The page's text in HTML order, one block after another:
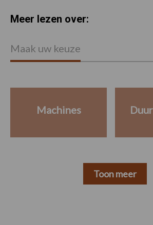
Meer lezen over:
Maak uw keuze
Machines
Toon meer